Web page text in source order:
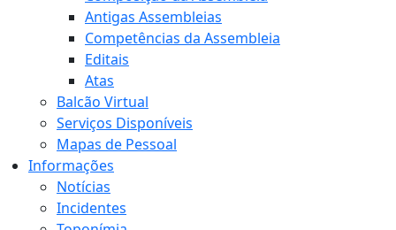
Antigas Assembleias
Competências da Assembleia
Editais
Atas
Balcão Virtual
Serviços Disponíveis
Mapas de Pessoal
Informações
Notícias
Incidentes